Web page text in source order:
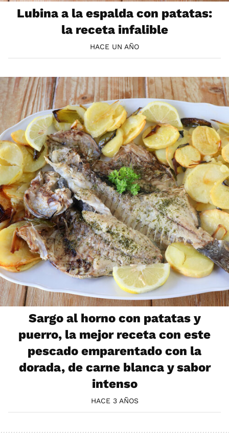
Lubina a la espalda con patatas:
la receta infalible
HACE UN AÑO
Sargo al horno con patatas y
puerro, la mejor receta con este
pescado emparentado con la
dorada, de carne blanca y sabor
intenso
HACE 3 AÑOS